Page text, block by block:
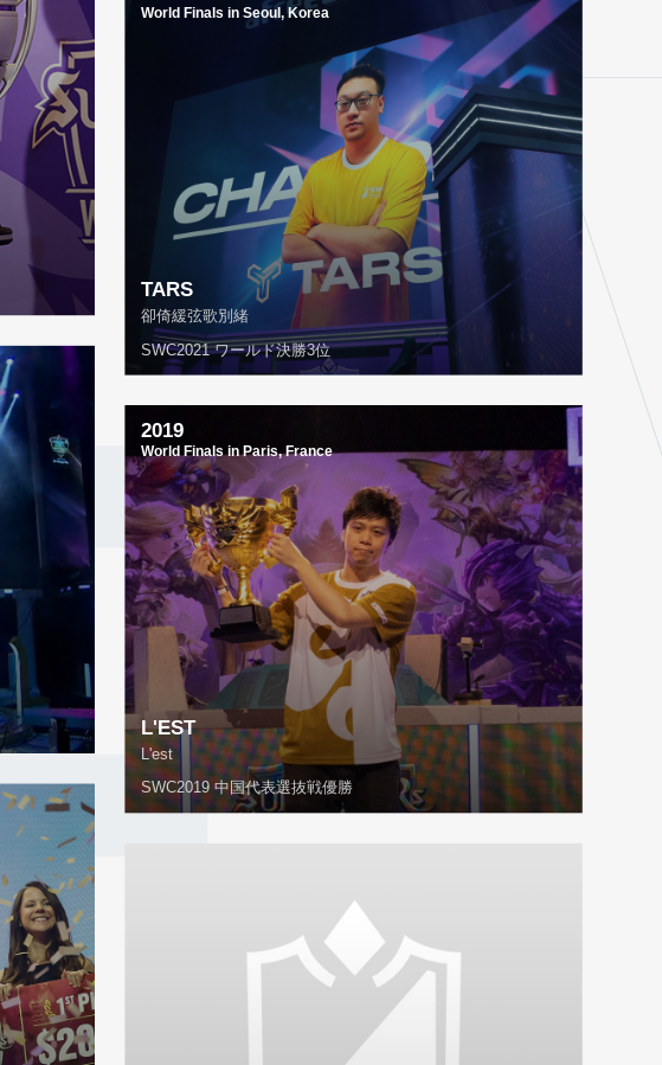
World Finals in Seoul, Korea
TARS
卻倚緩弦歌別緒
SWC2021 ワールド決勝3位
2019
World Finals in Paris, France
L'EST
L'est
SWC2019 中国代表選抜戦優勝